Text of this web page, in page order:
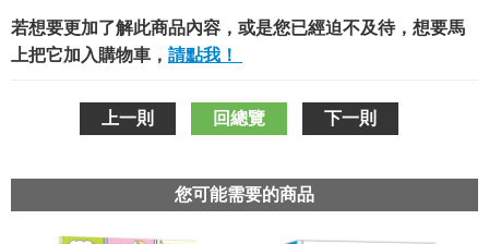
若想要更加了解此商品內容，或是您已經迫不及待，想要馬
上把它加入購物車， 請點我！
上一則 回總覽 下一則
您可能需要的商品